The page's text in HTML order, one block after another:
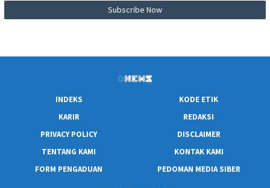
INDEKS
KODE ETIK
KARIR
REDAKSI
PRIVACY POLICY
DISCLAIMER
TENTANG KAMI
KONTAK KAMI
FORM PENGADUAN
PEDOMAN MEDIA SIBER